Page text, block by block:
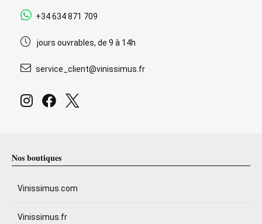
+34 634 871 709
jours ouvrables, de 9 à 14h
service_client@vinissimus.fr
Nos boutiques
Vinissimus.com
Vinissimus.fr